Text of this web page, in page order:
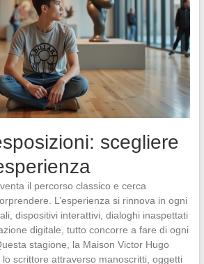
scegliere
il percorso classico e cerca
L’esperienza si rinnova in ogni
dispositivi interattivi, dialoghi inaspettati
digitale, tutto concorre a fare di ogni
stagione, la Maison Victor Hugo
lo scrittore attraverso manoscritti, oggetti